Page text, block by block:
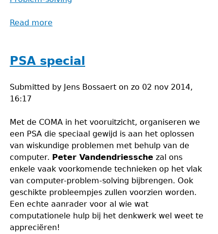
Read more
vierkanten
PSA special
Submitted by Jens Bossaert on zo 02 nov 2014,
16:17
Met de COMA in het vooruitzicht, organiseren we
een PSA die speciaal gewijd is aan het oplossen
van wiskundige problemen met behulp van de
computer. Peter Vandendriessche zal ons
enkele vaak voorkomende technieken op het vlak
van computer-problem-solving bijbrengen. Ook
geschikte probleempjes zullen voorzien worden.
Een echte aanrader voor al wie wat
computationele hulp bij het denkwerk wel weet te
appreciëren!